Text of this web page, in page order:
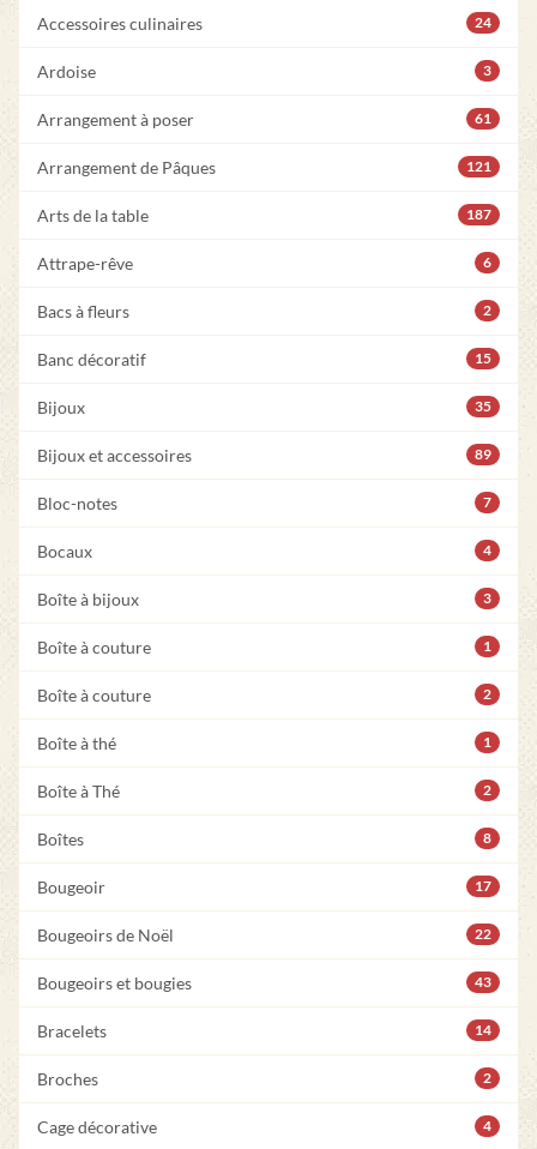
Accessoires culinaires 24
Ardoise 3
Arrangement à poser 61
Arrangement de Pâques 121
Arts de la table 187
Attrape-rêve 6
Bacs à fleurs 2
Banc décoratif 15
Bijoux 35
Bijoux et accessoires 89
Bloc-notes 7
Bocaux 4
Boîte à bijoux 3
Boîte à couture 1
Boîte à couture 2
Boîte à thé 1
Boîte à Thé 2
Boîtes 8
Bougeoir 17
Bougeoirs de Noël 22
Bougeoirs et bougies 43
Bracelets 14
Broches 2
Cage décorative 4